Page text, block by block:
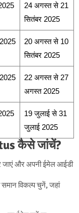
24 अगस्त से 21
सितंबर 2025
20 अगस्त से 10
सितंबर 2025
22 अगस्त से 27
अगस्त 2025
19 जुलाई से 31
जुलाई 2025
कैसे जांचें?
जाएं और अपनी ईमेल आईडी
विकल्प चुनें, जहां